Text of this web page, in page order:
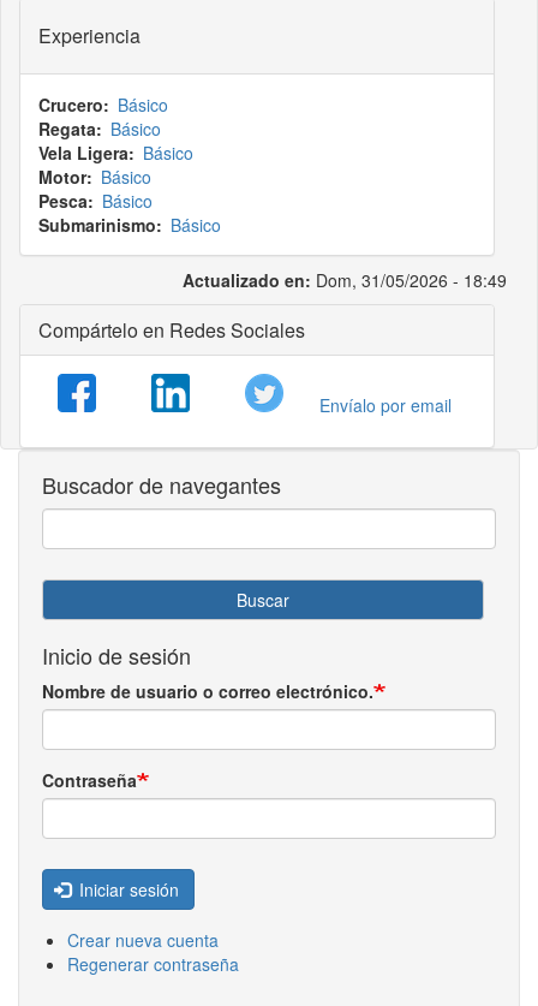
Experiencia
Crucero
Básico
Regata
Básico
Vela Ligera
Básico
Motor
Básico
Pesca
Básico
Submarinismo
Básico
Actualizado en: Dom, 31/05/2026 - 18:49
Compártelo en Redes Sociales
Envíalo por email
Buscador de navegantes
Buscar
Inicio de sesión
Nombre de usuario o correo electrónico.
Contraseña
Iniciar sesión
Crear nueva cuenta
Regenerar contraseña